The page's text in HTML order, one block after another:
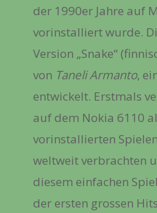
der 1990er Jahre auf
vorinstalliert wurde.
Version „Snake“
von Taneli Armanto,
entwickelt. Erstmals
auf dem Nokia 6110
vorinstallierten
weltweit verbrachten
diesem einfachen
der ersten grossen